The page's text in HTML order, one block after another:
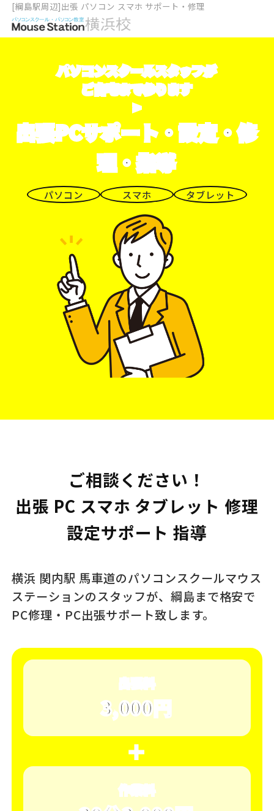
[綱島駅周辺]出張 パソコン スマホ サポート・修理
パソコンスクールスタッフが
ご自宅まで参ります
>
出張PCサポート・設定・修
理・指導
パソコン スマホ タブレット
ご相談ください！
出張 PC スマホ タブレット 修理
設定サポート 指導
横浜 関内駅 馬車道のパソコンスクールマウス
ステーションのスタッフが、 綱島まで格安で
PC修理・PC出張サポート致します。
出張料
3,000円
＋
作業料